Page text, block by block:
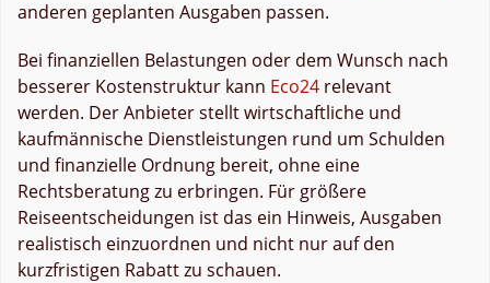
anderen geplanten Ausgaben passen.
Bei finanziellen Belastungen oder dem Wunsch nach
besserer Kostenstruktur kann Eco24 relevant
werden. Der Anbieter stellt wirtschaftliche und
kaufmännische Dienstleistungen rund um Schulden
und finanzielle Ordnung bereit, ohne eine
Rechtsberatung zu erbringen. Für größere
Reiseentscheidungen ist das ein Hinweis, Ausgaben
realistisch einzuordnen und nicht nur auf den
kurzfristigen Rabatt zu schauen.